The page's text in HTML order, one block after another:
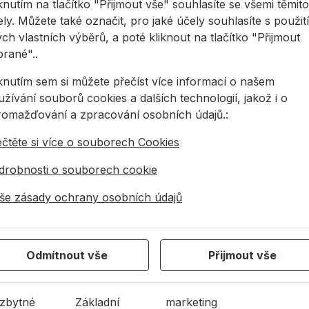
25,07 Kč
12,54 Kč
s DPH
skladě
TICKY
od28,91 Kč
20,23 Kč
Na skladě
571,36Kč
na rámové
ADK 15 bledě
Krytka na rámové
kotvy ADK 17 bledě
hnědá
Hák
Hák
sklopný
na tlačítko "Přijmout vše" souhlasíte se všemi těmito
Můžete také označit, pro jaké účely souhlasíte s
vlastních výběrů, a poté kliknout na tlačítko "Přijmout
sem si můžete přečíst více informací o našem
souborů cookies a dalších technologií, jakož i o
a zpracování osobních údajů.:
si více o souborech Cookies
o souborech cookie
zásady ochrany osobních údajů
Odmítnout vše Přijmout vše
Základní marketing